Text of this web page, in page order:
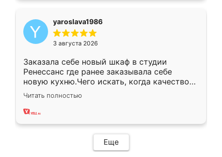
yaroslava1986
3 августа 2026
Заказала себе новый шкаф в студии
Ренессанс где ранее заказывала себе
новую кухню.Чего искать, когда качеством
вполне довольна. Служит кухня уже почти
два года, нареканий нет.
Читать полностью
Еще